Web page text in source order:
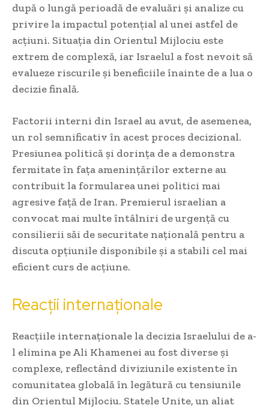
după o lungă perioadă de evaluări și analize cu
privire la impactul potențial al unei astfel de
acțiuni. Situația din Orientul Mijlociu este
extrem de complexă, iar Israelul a fost nevoit să
evalueze riscurile și beneficiile înainte de a lua o
decizie finală.
Factorii interni din Israel au avut, de asemenea,
un rol semnificativ în acest proces decizional.
Presiunea politică și dorința de a demonstra
fermitate în fața amenințărilor externe au
contribuit la formularea unei politici mai
agresive față de Iran. Premierul israelian a
convocat mai multe întâlniri de urgență cu
consilierii săi de securitate națională pentru a
discuta opțiunile disponibile și a stabili cel mai
eficient curs de acțiune.
Reacții internaționale
Reacțiile internaționale la decizia Israelului de a-
l elimina pe Ali Khamenei au fost diverse și
complexe, reflectând diviziunile existente în
comunitatea globală în legătură cu tensiunile
din Orientul Mijlociu. Statele Unite, un aliat